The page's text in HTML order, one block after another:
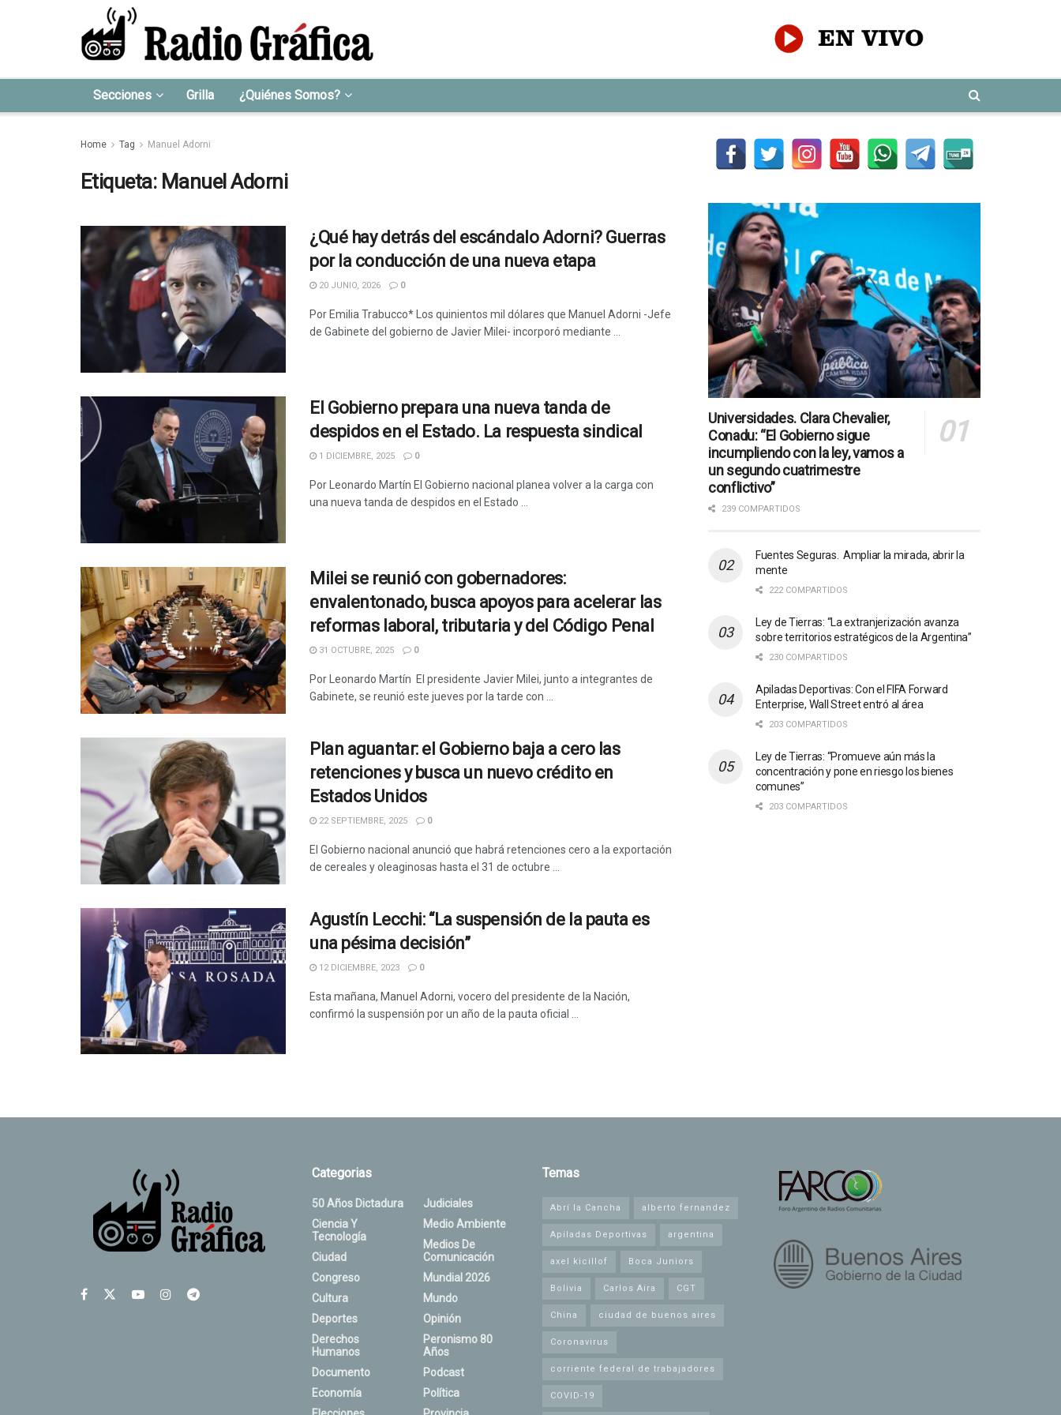
Secciones Grilla ¿Quiénes Somos?
Home Tag Manuel Adorni
Etiqueta: Manuel Adorni
¿Qué hay detrás del escándalo Adorni? Guerras
por la conducción de una nueva etapa
20 JUNIO, 2026 0
Por Emilia Trabucco* Los quinientos mil dólares que Manuel Adorni -Jefe
de Gabinete del gobierno de Javier Milei- incorporó mediante ...
El Gobierno prepara una nueva tanda de
despidos en el Estado. La respuesta sindical
1 DICIEMBRE, 2025 0
Por Leonardo Martín El Gobierno nacional planea volver a la carga con
una nueva tanda de despidos en el Estado ...
Milei se reunió con gobernadores:
envalentonado, busca apoyos para acelerar las
reformas laboral, tributaria y del Código Penal
31 OCTUBRE, 2025 0
Por Leonardo Martín El presidente Javier Milei, junto a integrantes de
Gabinete, se reunió este jueves por la tarde con ...
Plan aguantar: el Gobierno baja a cero las
retenciones y busca un nuevo crédito en
Estados Unidos
22 SEPTIEMBRE, 2025 0
El Gobierno nacional anunció que habrá retenciones cero a la exportación
de cereales y oleaginosas hasta el 31 de octubre ...
Agustín Lecchi: “La suspensión de la pauta es
una pésima decisión”
12 DICIEMBRE, 2023 0
Esta mañana, Manuel Adorni, vocero del presidente de la Nación,
confirmó la suspensión por un año de la pauta oficial ...
Universidades. Clara Chevalier,
Conadu: “El Gobierno sigue
incumpliendo con la ley, vamos a
un segundo cuatrimestre
conflictivo”
239 COMPARTIDOS
Fuentes Seguras. Ampliar la mirada, abrir la
mente
222 COMPARTIDOS
Ley de Tierras: “La extranjerización avanza
sobre territorios estratégicos de la Argentina”
230 COMPARTIDOS
Apiladas Deportivas: Con el FIFA Forward
Enterprise, Wall Street entró al área
203 COMPARTIDOS
Ley de Tierras: “Promueve aún más la
concentración y pone en riesgo los bienes
comunes”
203 COMPARTIDOS
Categorias
50 Años Dictadura
Ciencia Y
Tecnología
Ciudad
Congreso
Cultura
Deportes
Derechos
Humanos
Documento
Economía
Judiciales
Medio Ambiente
Medios De
Comunicación
Mundial 2026
Mundo
Opinión
Peronismo 80
Años
Podcast
Política
Temas
Abrí la Cancha alberto fernandez
Apiladas Deportivas argentina
axel kicillof Boca Juniors
Bolivia Carlos Aira CGT
China ciudad de buenos aires
Coronavirus
corriente federal de trabajadores
COVID-19